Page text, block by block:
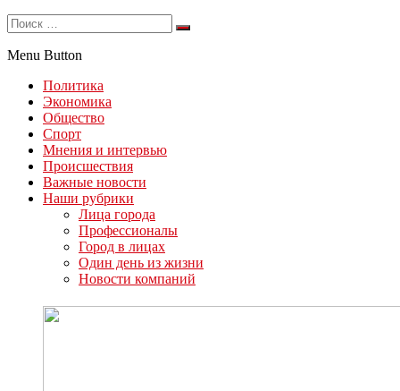
Menu Button
Политика
Экономика
Общество
Спорт
Мнения и интервью
Происшествия
Важные новости
Наши рубрики
Лица города
Профессионалы
Город в лицах
Один день из жизни
Новости компаний